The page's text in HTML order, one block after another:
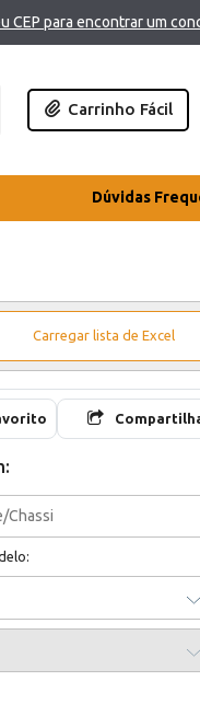
CEP para encontrar um
Carrinho Fácil
Dúvidas
Carregar lista de Excel